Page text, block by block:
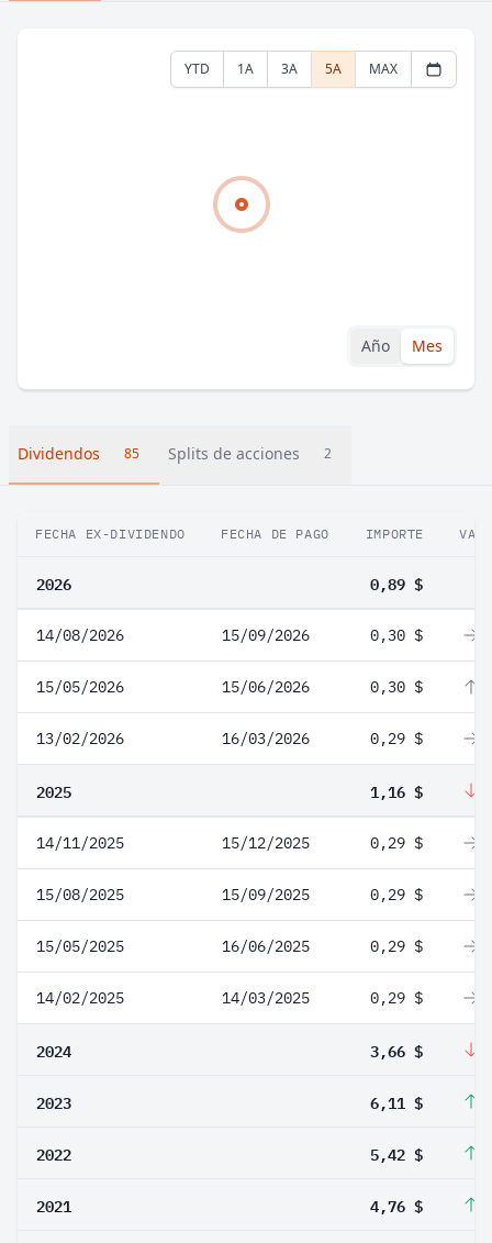
YTD 1A 3A 5A MAX
Año Mes
Dividendos 85 Splits de acciones 2
FECHA EX-DIVIDENDO FECHA DE PAGO IMPORTE
2026 0,89 $
14/08/2026 15/09/2026 0,30 $
15/05/2026 15/06/2026 0,30 $
13/02/2026 16/03/2026 0,29 $
2025 1,16 $
14/11/2025 15/12/2025 0,29 $
15/08/2025 15/09/2025 0,29 $
15/05/2025 16/06/2025 0,29 $
14/02/2025 14/03/2025 0,29 $
2024 3,66 $
2023 6,11 $
2022 5,42 $
2021 4,76 $